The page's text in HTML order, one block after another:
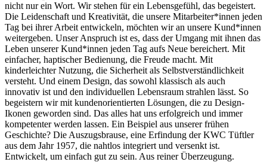
nicht nur ein Wort. Wir stehen für ein Lebensgefühl, das begeistert.
Die Leidenschaft und Kreativität, die unsere Mitarbeiter*innen jeden
Tag bei ihrer Arbeit entwickeln, möchten wir an unsere Kund*innen
weitergeben. Unser Anspruch ist es, dass der Umgang mit ihnen das
Leben unserer Kund*innen jeden Tag aufs Neue bereichert. Mit
einfacher, haptischer Bedienung, die Freude macht. Mit
kinderleichter Nutzung, die Sicherheit als Selbstverständlichkeit
versteht. Und einem Design, das sowohl klassisch als auch
innovativ ist und den individuellen Lebensraum strahlen lässt. So
begeistern wir mit kundenorientierten Lösungen, die zu Design-
Ikonen geworden sind. Das alles hat uns erfolgreich und immer
kompetenter werden lassen. Ein Beispiel aus unserer frühen
Geschichte? Die Auszugsbrause, eine Erfindung der KWC Tüftler
aus dem Jahr 1957, die nahtlos integriert und versenkt ist.
Entwickelt, um einfach gut zu sein. Aus reiner Überzeugung.